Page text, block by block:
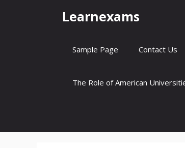
Learnexams
Sample Page Contact Us
The Role of American